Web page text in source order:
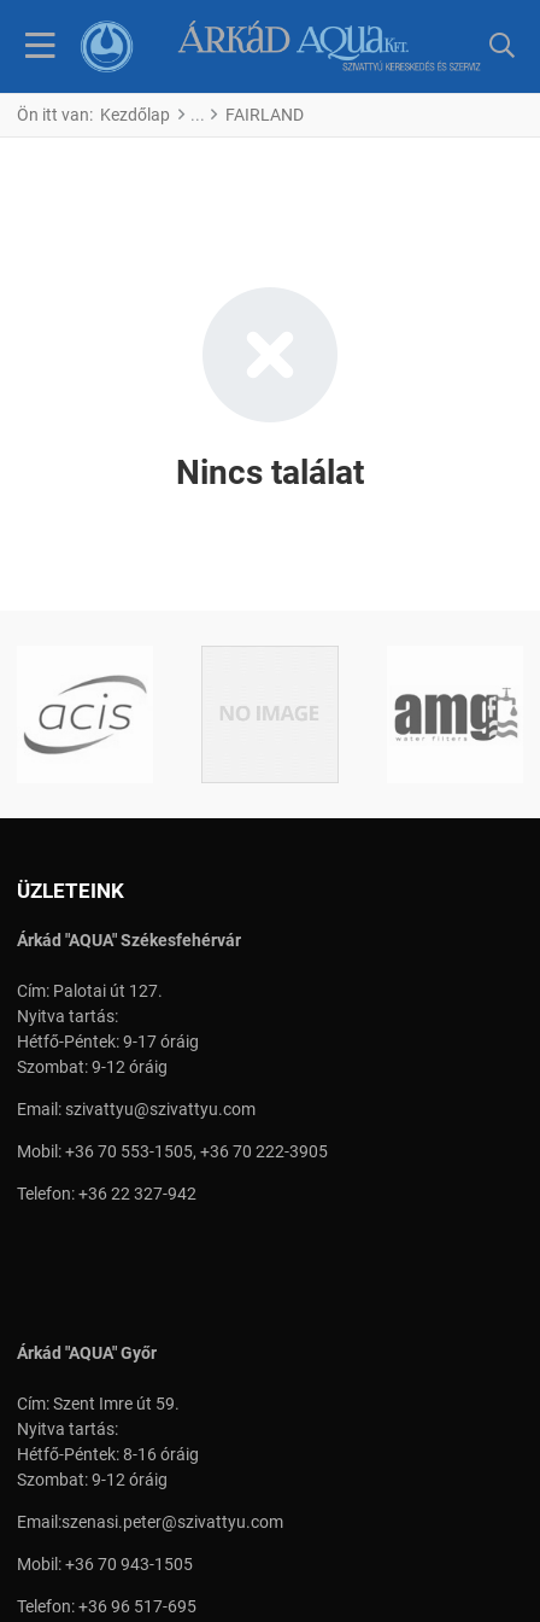
Ön itt van: Kezdőlap FAIRLAND
Nincs találat
ÜZLETEINK
Árkád "AQUA" Székesfehérvár
Cím: Palotai út 127.
Nyitva tartás:
Hétfő-Péntek: 9-17 óráig
Szombat: 9-12 óráig
Email: szivattyu@szivattyu.com
Mobil:+36 70 553-1505, +36 70 222-3905
Telefon:+36 22 327-942
Árkád "AQUA" Győr
Cím: Szent Imre út 59.
Nyitva tartás:
Hétfő-Péntek: 8-16 óráig
Szombat: 9-12 óráig
Email:szenasi.peter@szivattyu.com
Mobil:+36 70 943-1505
Telefon:+36 96 517-695